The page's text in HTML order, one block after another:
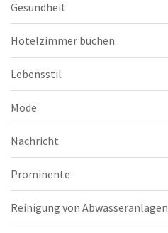
Gesundheit
Hotelzimmer buchen
Lebensstil
Mode
Nachricht
Prominente
Reinigung von Abwasseranlagen